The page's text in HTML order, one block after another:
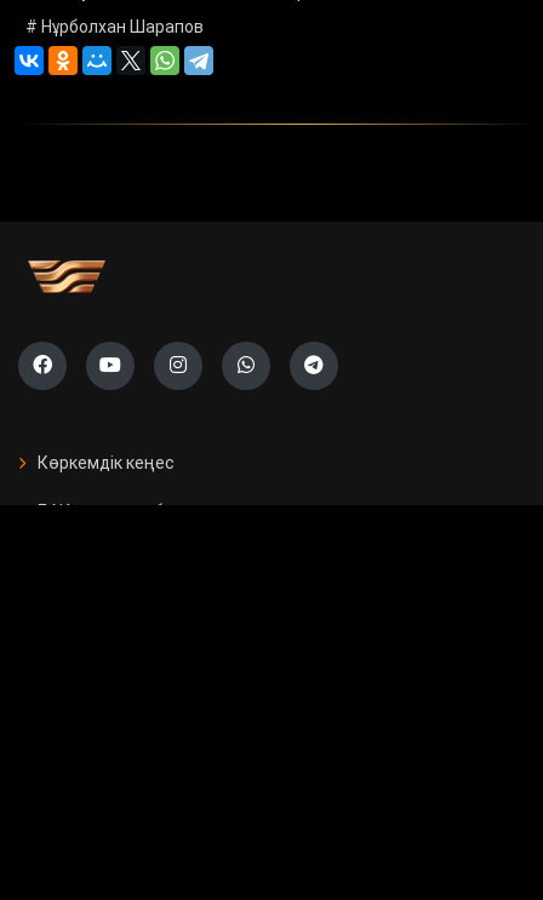
# Нұрболхан Шарапов
Көркемдік кеңес
БАҚ арналған бағдарламалар